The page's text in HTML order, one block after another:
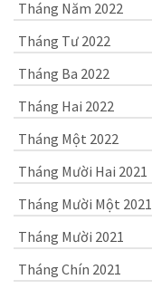
Tháng Năm 2022
Tháng Tư 2022
Tháng Ba 2022
Tháng Hai 2022
Tháng Một 2022
Tháng Mười Hai 2021
Tháng Mười Một 2021
Tháng Mười 2021
Tháng Chín 2021